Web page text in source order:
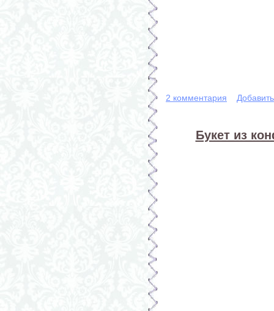
2 комментария
Букет из